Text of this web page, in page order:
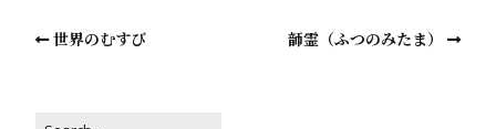
世界のむすび 韴霊（ふつのみたま）